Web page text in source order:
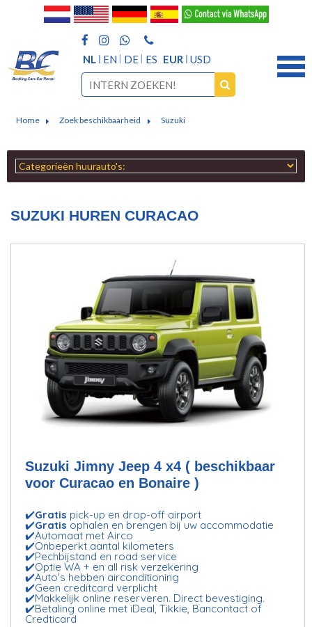
NL EN DE ES EUR USD
Home Zoek beschikbaarheid Suzuki
SUZUKI HUREN CURACAO
Suzuki Jimny Jeep 4 x4 ( beschikbaar
voor Curacao en Bonaire )
✔️Gratis pick-up en drop-off airport
✔️Gratis ophalen en brengen bij uw accommodatie
✔️Automaat met Airco
✔️Onbeperkt aantal kilometers
✔️Pechbijstand en road service
✔️Optie WA + en all risk verzekering
✔️Auto's hebben airconditioning
✔️Geen creditcard verplicht
✔️Makkelijk online reserveren. Direct bevestiging.
✔️Betaling online met iDeal, Tikkie, Bancontact of
Credticard